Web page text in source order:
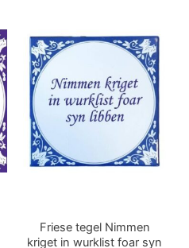
Friese tegel Nimmen
kriget in wurklist foar syn